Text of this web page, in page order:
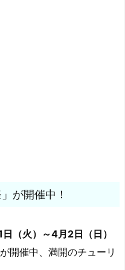
が開催中！
（火）～4月2日（日）
が開催中、満開のチューリ